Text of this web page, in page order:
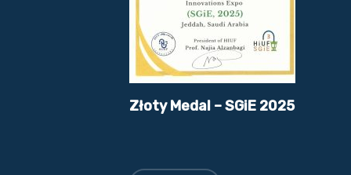
Złoty Medal – SGiE 2025